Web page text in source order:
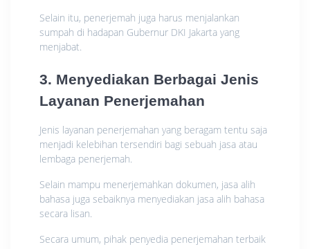
Selain itu, penerjemah juga harus menjalankan
sumpah di hadapan Gubernur DKI Jakarta yang
menjabat.
3. Menyediakan Berbagai Jenis
Layanan Penerjemahan
Jenis layanan penerjemahan yang beragam tentu saja
menjadi kelebihan tersendiri bagi sebuah jasa atau
lembaga penerjemah.
Selain mampu menerjemahkan dokumen, jasa alih
bahasa juga sebaiknya menyediakan jasa alih bahasa
secara lisan.
Secara umum, pihak penyedia penerjemahan terbaik